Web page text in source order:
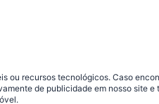
recursos tecnológicos. Caso
de publicidade em nosso site